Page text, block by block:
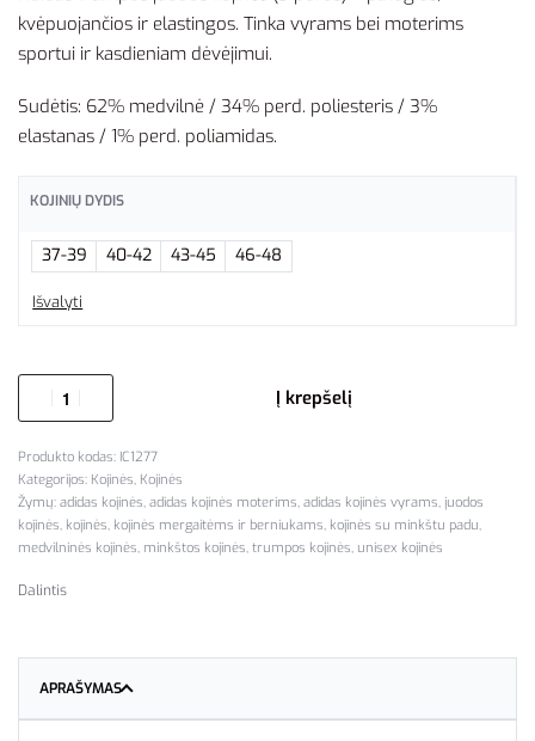
kvėpuojančios ir elastingos. Tinka vyrams bei moterims
sportui ir kasdieniam dėvėjimui.
Sudėtis: 62% medvilnė / 34% perd. poliesteris / 3%
elastanas / 1% perd. poliamidas.
KOJINIŲ DYDIS
37-39 40-42 43-45 46-48
Išvalyti
Į krepšelį
IC1277
Kategorijos: Kojinės, Kojinės
Žymų: adidas kojinės, adidas kojinės moterims, adidas kojinės vyrams, juodos
kojinės, kojinės, kojinės mergaitėms ir berniukams, kojinės su minkštu padu,
medvilninės kojinės, minkštos kojinės, trumpos kojinės, unisex kojinės
Dalintis
APRAŠYMAS